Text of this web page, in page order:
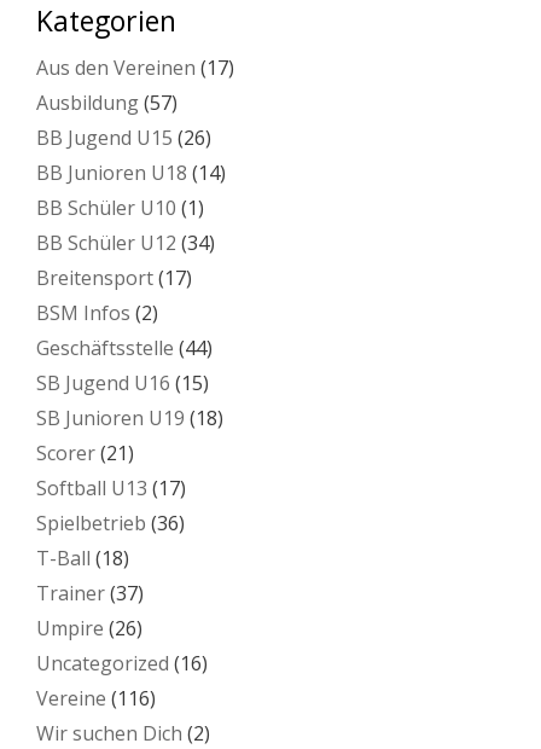
Kategorien
Aus den Vereinen (17)
Ausbildung(57)
BB Jugend U15 (26)
BB Junioren U18 (14)
BB Schüler U10 (1)
BB Schüler U12 (34)
Breitensport(17)
BSM Infos (2)
Geschäftsstelle (44)
SB Jugend U16 (15)
SB Junioren U19 (18)
Scorer(21)
Softball U13 (17)
Spielbetrieb (36)
T-Ball (18)
Trainer(37)
Umpire (26)
Uncategorized (16)
Vereine (116)
Wir suchen Dich (2)